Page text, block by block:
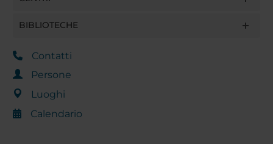
BIBLIOTECHE
Contatti
Persone
Luoghi
Calendario